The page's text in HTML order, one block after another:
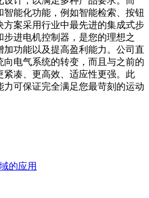
智能化功能，例如智能检索、按钮
案采用行业中最先进的集成式步
进电机控制器，是您的理想之
功能以及提高盈利能力。公司直
电气系统的转变，而且与之前的
凑、更高效、适应性更强。此
可保证完全满足您最苛刻的运动
的应用